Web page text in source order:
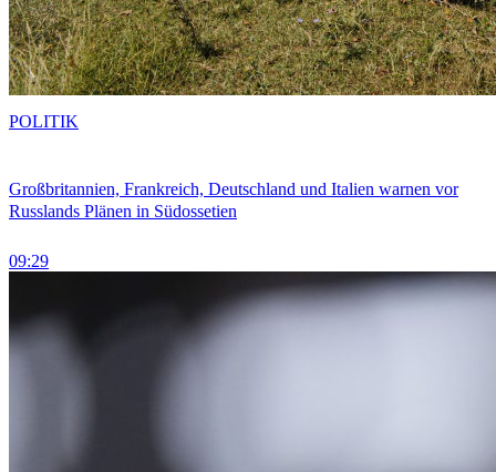
Großbritannien, Frankreich, Deutschland und Italien warnen vor
Russlands Plänen in Südossetien
09:29
POLITIK